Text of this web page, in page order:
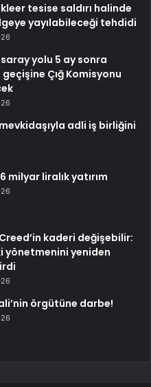
tesise saldırı halinde
yayılabileceği tehdidi
yolu 5 ay sonra
geçişine Çığ Komisyonu
adli iş birliğini
milyar liralık yatırım
kaderi değişebilir:
yönetmenini yeniden
örgütüne darbe!